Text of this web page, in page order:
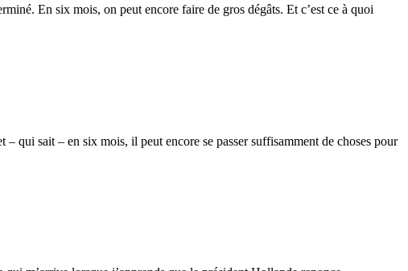
En six mois, on peut encore faire de gros dégâts. Et c’est ce à quoi
qui sait – en six mois, il peut encore se passer suffisamment de choses pour